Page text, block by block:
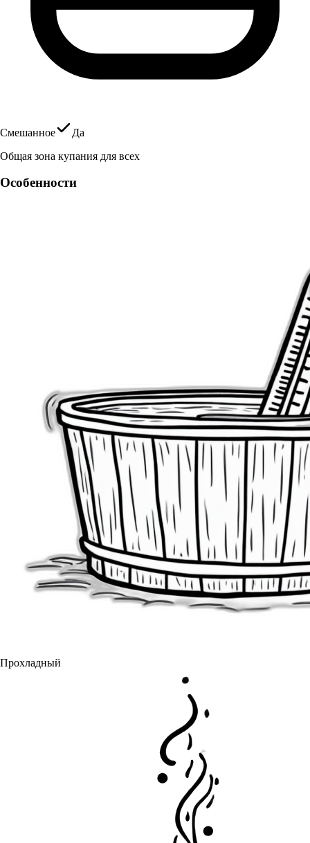
Смешанное
Да
Общая зона купания для всех
Особенности
Прохладный